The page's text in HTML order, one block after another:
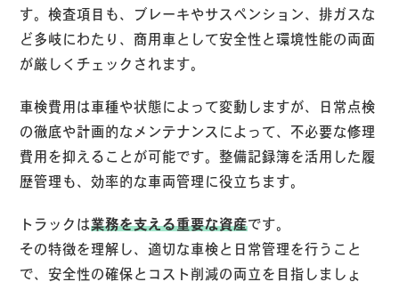
す。検査項目も、ブレーキやサスペンション、排ガスな
ど多岐にわたり、商用車として安全性と環境性能の両面
が厳しくチェックされます。
車検費用は車種や状態によって変動しますが、日常点検
の徹底や計画的なメンテナンスによって、不必要な修理
費用を抑えることが可能です。整備記録簿を活用した履
歴管理も、効率的な車両管理に役立ちます。
トラックは業務を支える重要な資産です。
その特徴を理解し、適切な車検と日常管理を行うこと
で、安全性の確保とコスト削減の両立を目指しましょ